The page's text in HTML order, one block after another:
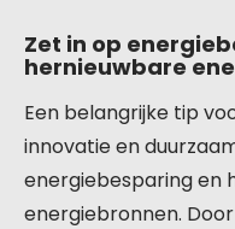
Zet in op
hernieuwbare
Een belangrijke tip
innovatie en
energiebesparing en
energiebronnen.